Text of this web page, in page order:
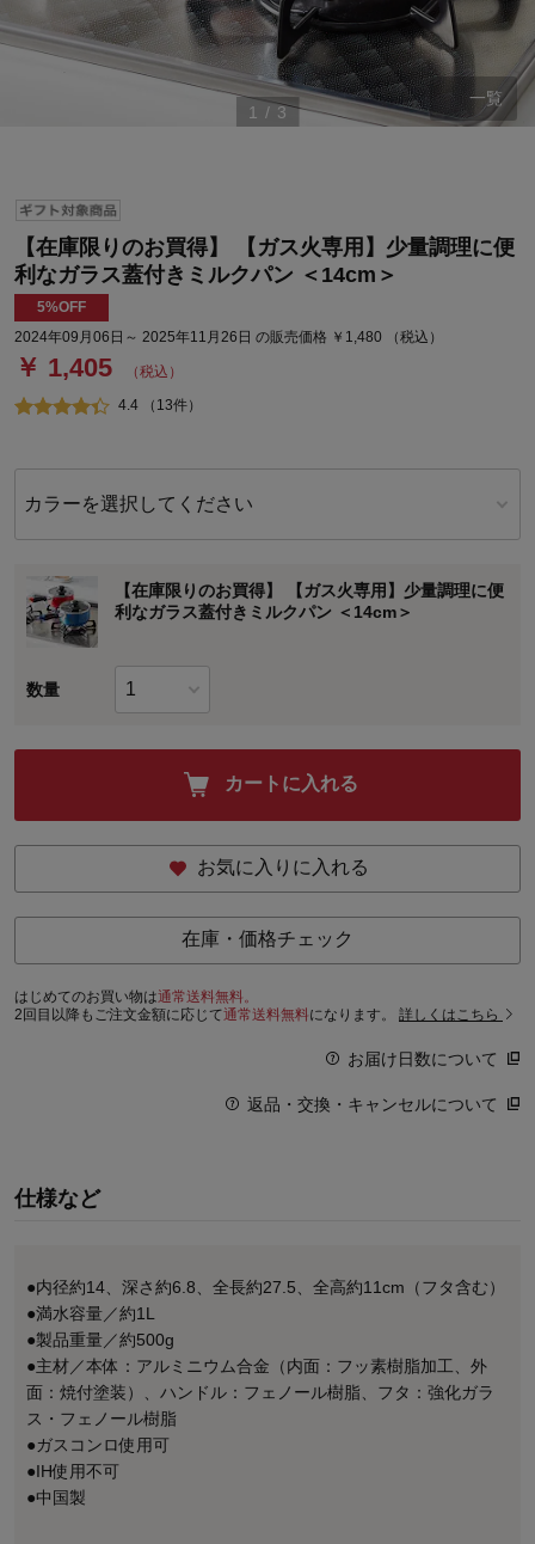
1 / 3
一覧
【在庫限りのお買得】 【ガス火専用】少量調理に便
利なガラス蓋付きミルクパン ＜14cm＞
5%OFF
2024年09月06日～ 2025年11月26日 の販売価格 ￥1,480 （税込）
￥ 1,405 （税込）
4.4 （13件）
カラーを選択してください
【在庫限りのお買得】 【ガス火専用】少量調理に便
利なガラス蓋付きミルクパン ＜14cm＞
数量
カートに入れる
お気に入りに入れる
在庫・価格チェック
はじめてのお買い物は通常送料無料。
2回目以降もご注文金額に応じて通常送料無料になります。 詳しくはこちら
お届け日数について
返品・交換・キャンセルについて
仕様など
●内径約14、深さ約6.8、全長約27.5、全高約11cm（フタ含む）
●満水容量／約1L
●製品重量／約500g
●主材／本体：アルミニウム合金（内面：フッ素樹脂加工、外
面：焼付塗装）、ハンドル：フェノール樹脂、フタ：強化ガラ
ス・フェノール樹脂
●ガスコンロ使用可
●IH使用不可
●中国製